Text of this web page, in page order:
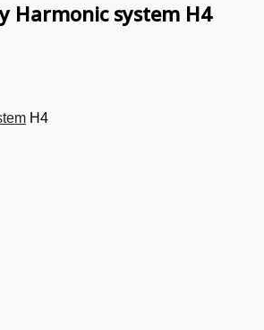
Harmonic system H4
H4